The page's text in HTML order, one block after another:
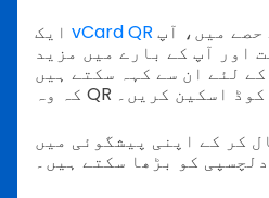
حصے میں، آپ
اور آپ کے بارے میں مزید
لئے ان سے کہہ سکتے ہیں
کہ وہ QR کوڈ اسکین کریں۔
کر کے اپنی پیشگوئی میں
کو بڑھا سکتے ہیں۔